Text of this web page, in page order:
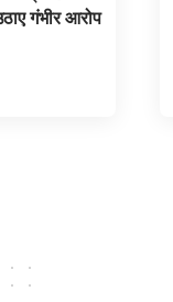
गंभीर आरोप